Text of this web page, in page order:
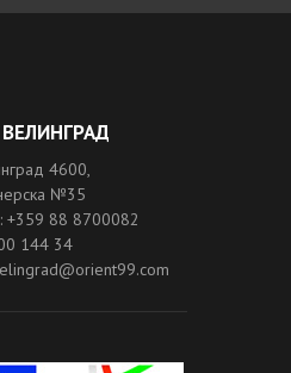
4600,
№35
+359 88 8700082
144 34